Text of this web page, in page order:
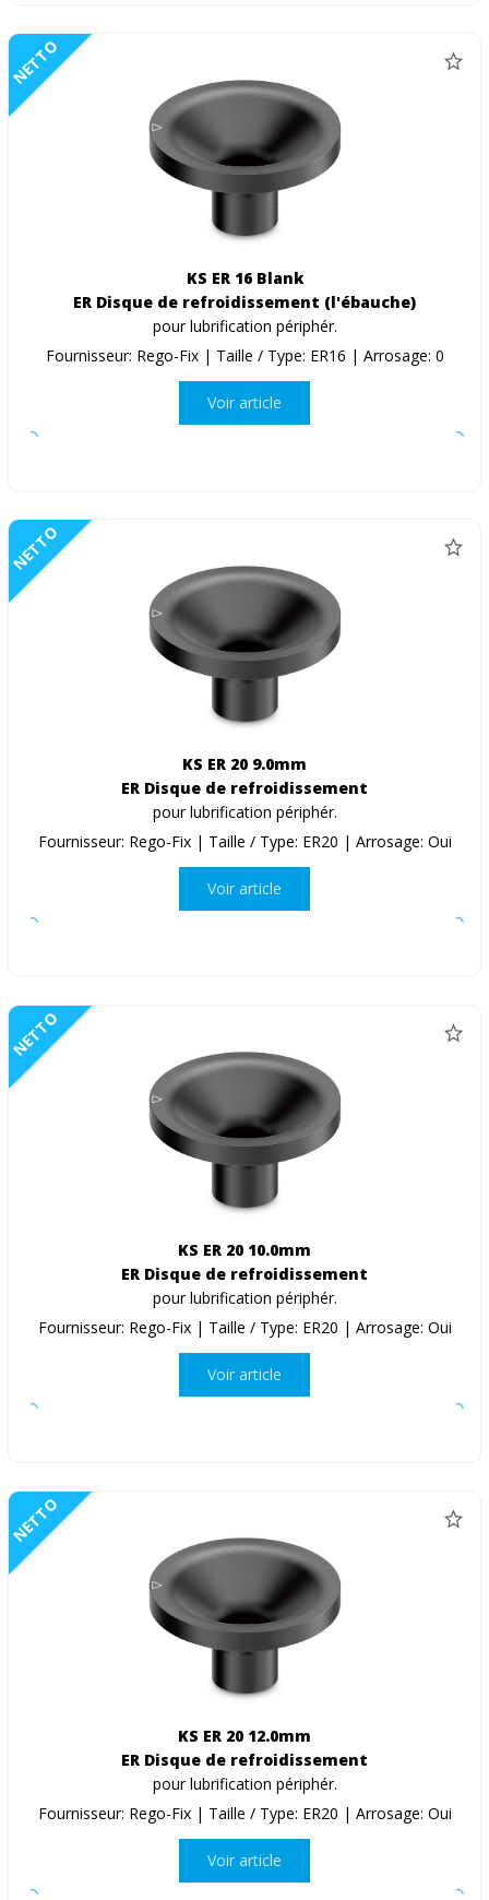
NETTO
KS ER 16 Blank
ER Disque de refroidissement (l'ébauche)
pour lubrification périphér.
Fournisseur: Rego-Fix | Taille / Type: ER16 | Arrosage: 0
Voir article
NETTO
KS ER 20 9.0mm
ER Disque de refroidissement
pour lubrification périphér.
Fournisseur: Rego-Fix | Taille / Type: ER20 | Arrosage: Oui
Voir article
NETTO
KS ER 20 10.0mm
ER Disque de refroidissement
pour lubrification périphér.
Fournisseur: Rego-Fix | Taille / Type: ER20 | Arrosage: Oui
Voir article
NETTO
KS ER 20 12.0mm
ER Disque de refroidissement
pour lubrification périphér.
Fournisseur: Rego-Fix | Taille / Type: ER20 | Arrosage: Oui
Voir article